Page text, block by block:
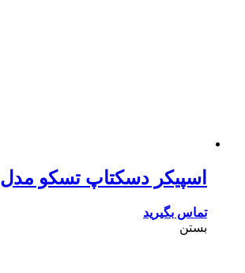
اسپیکر دسکتاپ تسکو مدل TS 2073
تماس بگیرید
بستن